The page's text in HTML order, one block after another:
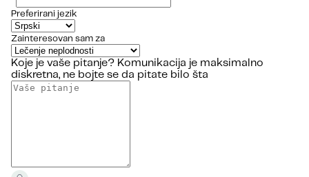
Preferirani jezik
Zainteresovan sam za
Koje je vaše pitanje? Komunikacija je maksimalno
diskretna, ne bojte se da pitate bilo šta